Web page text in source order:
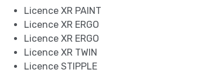
Licence XR PAINT
Licence XR ERGO
Licence XR ERGO
Licence XR TWIN
Licence STIPPLE